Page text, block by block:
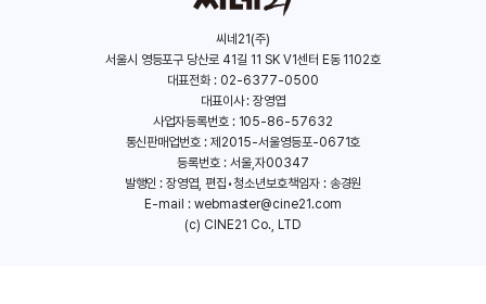
씨네21(주)
서울시 영등포구 당산로 41길 11 SK V1센터 E동 1102호
대표전화 : 02-6377-0500
대표이사 : 장영엽
사업자등록번호 : 105-86-57632
통신판매업번호 : 제2015-서울영등포-0671호
등록번호 : 서울,자00347
발행인 : 장영엽, 편집•청소년보호책임자 : 송경원
E-mail : webmaster@cine21.com
(c) CINE21 Co., LTD